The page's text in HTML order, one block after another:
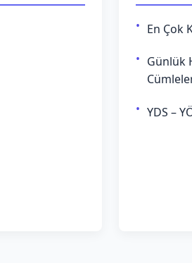
En Çok
Günlük
YDS –